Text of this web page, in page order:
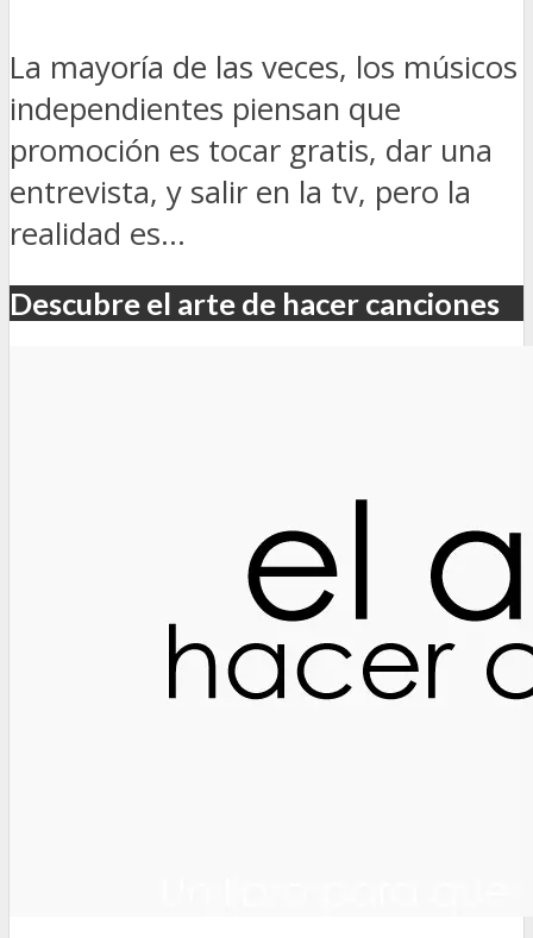
La mayoría de las veces, los músicos
independientes piensan que
promoción es tocar gratis, dar una
entrevista, y salir en la tv, pero la
realidad es...
Descubre el arte de hacer canciones